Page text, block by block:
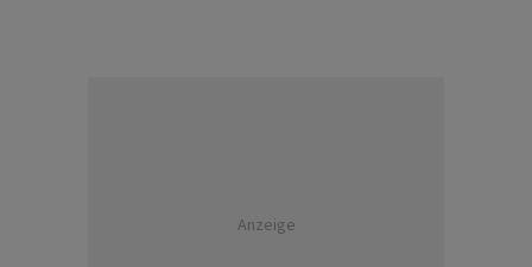
Anzeige